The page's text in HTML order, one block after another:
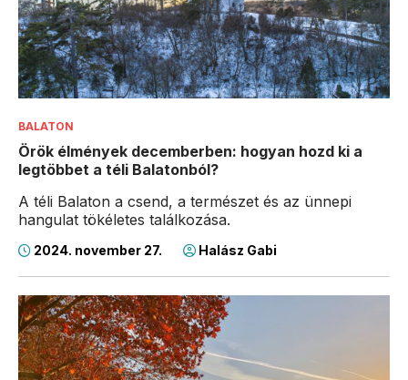
BALATON
Örök élmények decemberben: hogyan hozd ki a
legtöbbet a téli Balatonból?
A téli Balaton a csend, a természet és az ünnepi
hangulat tökéletes találkozása.
2024. november 27. Halász Gabi